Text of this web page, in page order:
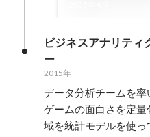
ビジネスアナリティ
ー
2015年
データ分析チームを率
ゲームの面白さを定
域を統計モデルを使っ